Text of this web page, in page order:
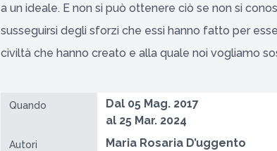
a un ideale. E non si può ottenere ciò se non si
susseguirsi degli sforzi che essi hanno fatto per
civiltà che hanno creato e alla quale noi vogliamo
Quando
Dal 05 Mag. 2017
al 25 Mar. 2024
Autori Maria Rosaria D’uggento